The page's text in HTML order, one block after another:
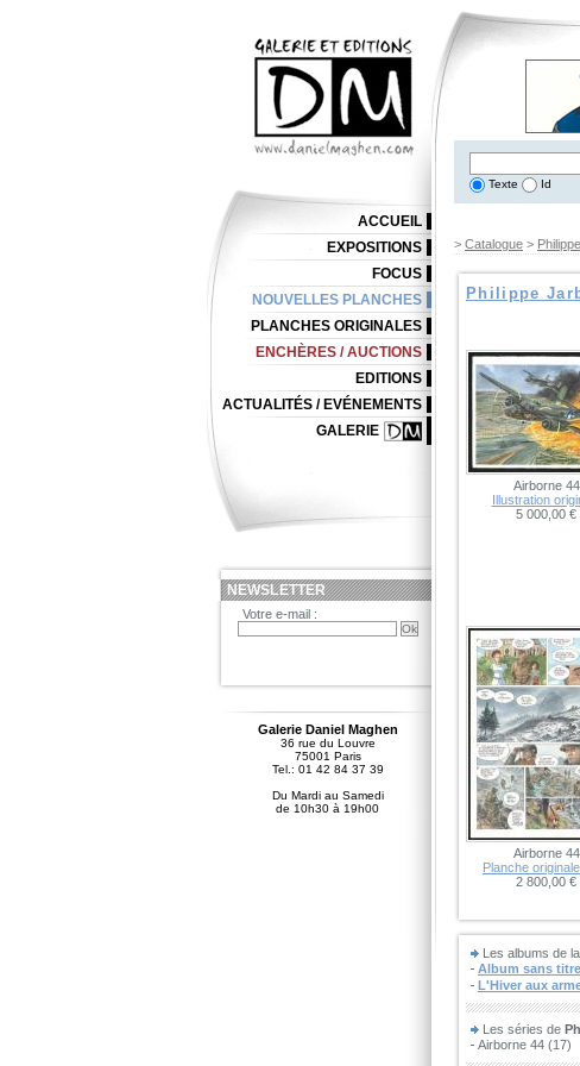
Texte Id
> Catalogue >
Philippe
Airborne 44
Illustration
5 000,00 €
Airborne 44
Planche
2 800,00 €
Les albums de
Album sans titre
L'Hiver aux
Les séries de
Airborne 44 (17)
ACCUEIL
EXPOSITIONS
FOCUS
NOUVELLES PLANCHES
PLANCHES ORIGINALES
ENCHÈRES / AUCTIONS
EDITIONS
ACTUALITÉS / EVÉNEMENTS
GALERIE
NEWSLETTER
Votre e-mail :
Galerie Daniel Maghen
36 rue du Louvre
75001 Paris
Tel.: 01 42 84 37 39
Du Mardi au Samedi
de 10h30 à 19h00